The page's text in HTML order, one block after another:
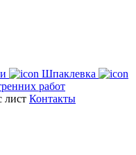
Шпаклевка
работ
лист Контакты